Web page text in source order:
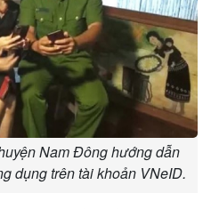
Nam Đông hướng dẫn
dụng trên tài khoản VNeID.